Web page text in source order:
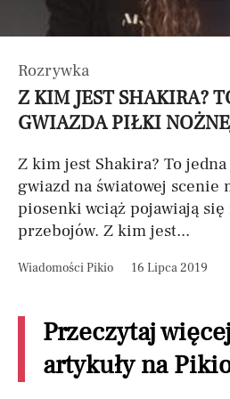
Rozrywka
Z KIM JEST SHAKIRA?
GWIAZDA PIŁKI
Z kim jest Shakira? To
gwiazd na światowej scenie
piosenki wciąż pojawiają się
przebojów. Z kim jest...
Wiadomości Pikio 16 Lipca 2019
Przeczytaj
artykuły na